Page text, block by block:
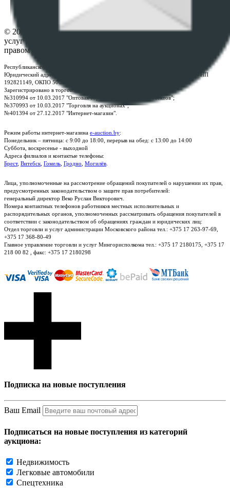
© 2026 Республиканское унитарное предприятие по оказанию
услуг "БелЮрОбеспечение" - Все права защищены авторским
правом
Республиканское унитарное предприятие по оказанию услуг "БелЮрОбеспечение"
Юридический адрес: г. Минск, пр-т. Дзержинского, 1Б, e-mail:
, УНП
192821149, ОКПО 500111895000
Зарегистрировано в торговом реестре Республики Беларусь:
№310994 от 10.03.2017 "Оптовая торговля без торговых объектов";
№370993 от 10.03.2017 "Торговля на аукционах";
№401394 от 27.12.2017 "Интернет-магазин".
Режим работы интернет-магазина e-auction.by:
Понедельник – пятница: с 9:00 до 18:00, перерыв на обед: с 13:00 до 14:00
Суббота, воскресенье - выходной
Адреса филиалов и контактые телефоны:
Брест, Витебск Гомель Гродно Могилёв
Лица, уполномоченные на рассмотрение обращений покупателей о нарушении их прав,
предусмотренных законодательством о защите прав потребителей:
генеральный директор Веко Руслан Викторович.
Номера контактных телефонов работников местных исполнительных и
распорядительных органов, уполномоченных рассматривать обращения покупателей в
соответствии с законодательством об обращениях граждан и юридических лиц:
Отдел торговли и услуг администрации Московского района тел.: +375 17 263-97-69,
+375 17 368-80-49
Главное управление торговли и услуг Мингорисполкома тел.: +375 17 2180175, +375 17
218 00 82 , факс: +375 17 2180298
Подписка на новые поступления
Ваш Email
Подписаться на новые поступления из категорий
аукциона:
Недвижимость
Легковые автомобили
Спецтехника